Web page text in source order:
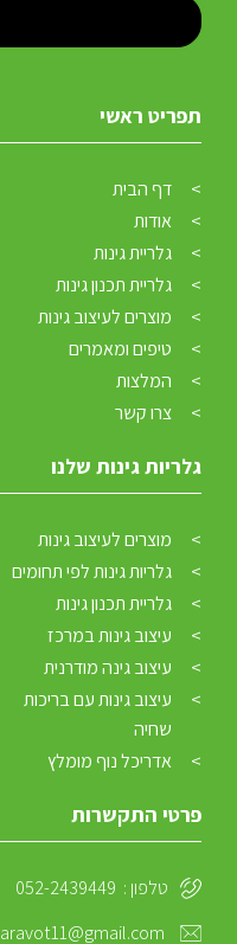
תפריט ראשי
דף הבית
אודות
גלריית גינות
גלריית תכנון גינות
מוצרים לעיצוב גינות
טיפים ומאמרים
המלצות
צרו קשר
גלריות גינות שלנו
מוצרים לעיצוב גינות
גלריות גינות לפי תחומים
גלריית תכנון גינות
עיצוב גינות במרכז
עיצוב גינה מודרנית
עיצוב גינות עם בריכות
שחיה
אדריכל נוף מומלץ
פרטי התקשרות
טלפון : 052-2439449
aravot11@gmail.com